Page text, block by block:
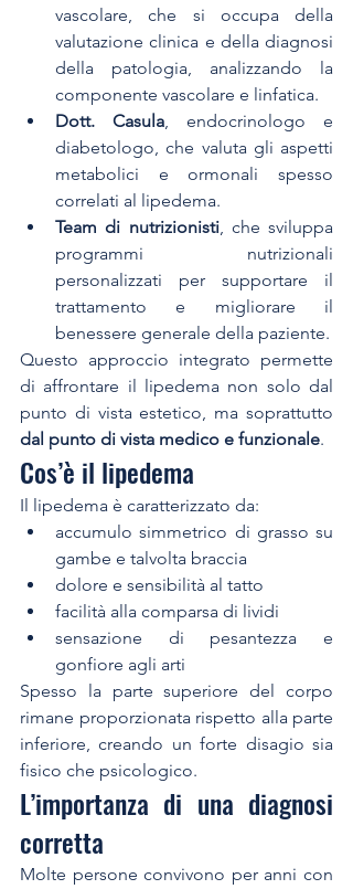
vascolare, che si occupa della
valutazione clinica e della diagnosi
della patologia, analizzando la
componente vascolare e linfatica.
Dott. Casula, endocrinologo e
diabetologo, che valuta gli aspetti
metabolici e ormonali spesso
correlati al lipedema.
Team di nutrizionisti, che sviluppa
programmi nutrizionali
personalizzati per supportare il
trattamento e migliorare il
benessere generale della paziente.
Questo approccio integrato permette
di affrontare il lipedema non solo dal
dal punto di vista medico e funzionale.
Cos’è il lipedema
Il lipedema è caratterizzato da:
accumulo simmetrico di grasso su
gambe e talvolta braccia
dolore e sensibilità al tatto
facilità alla comparsa di lividi
sensazione di pesantezza e
gonfiore agli arti
Spesso la parte superiore del corpo
rimane proporzionata rispetto alla parte
inferiore, creando un forte disagio sia
fisico che psicologico.
L’importanza di una diagnosi
corretta
Molte persone convivono per anni con